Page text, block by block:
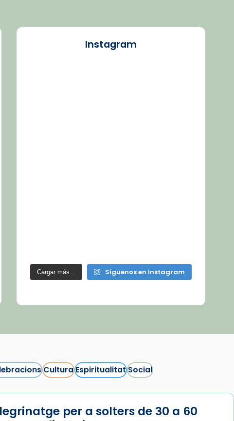
Instagram
Cargar más... Síguenos en Instagram
CulturaEspiritualitatSocial
per a solters de 30 a 60